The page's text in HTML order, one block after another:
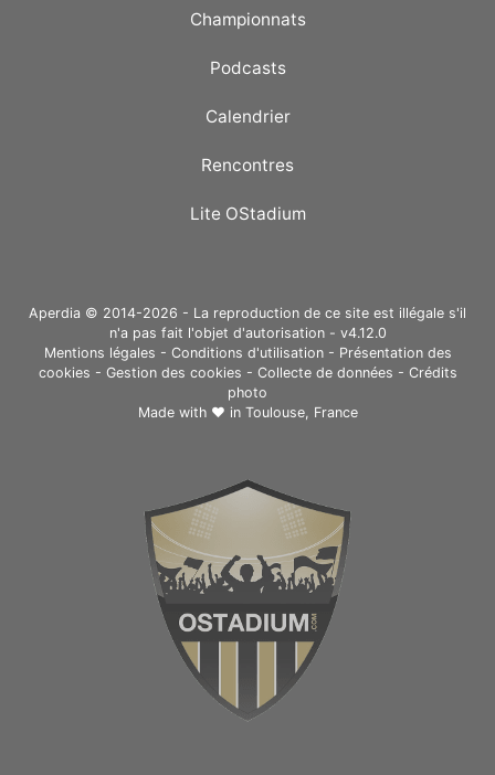
Championnats
Podcasts
Calendrier
Rencontres
Lite OStadium
Aperdia © 2014-2026 - La reproduction de ce site est illégale s'il
n'a pas fait l'objet d'autorisation - v4.12.0
Mentions légales - Conditions d'utilisation- Présentation des
cookies - Gestion des cookies - Collecte de données - Crédits
photo
Made with ❤ in Toulouse, France